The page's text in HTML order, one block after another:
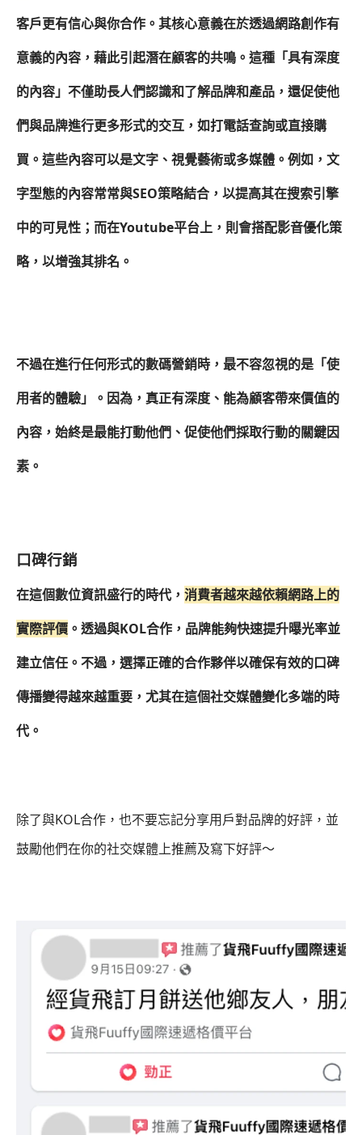
客戶更有信心與你合作。其核心意義在於透過網路創作有
意義的內容，藉此引起潛在顧客的共鳴。這種「具有深度
的內容」不僅助長人們認識和了解品牌和產品，還促使他
們與品牌進行更多形式的交互，如打電話查詢或直接購
買。這些內容可以是文字、視覺藝術或多媒體。例如，文
字型態的內容常常與SEO策略結合，以提高其在搜索引擎
中的可見性；而在Youtube平台上，則會搭配影音優化策
略，以增強其排名。
不過在進行任何形式的數碼營銷時，最不容忽視的是「使
用者的體驗」。因為，真正有深度、能為顧客帶來價值的
內容，始終是最能打動他們、促使他們採取行動的關鍵因
素。
口碑行銷
在這個數位資訊盛行的時代， 消費者越來越依賴網路上的
實際評價 。透過與KOL合作，品牌能夠快速提升曝光率並
建立信任。不過，選擇正確的合作夥伴以確保有效的口碑
傳播變得越來越重要，尤其在這個社交媒體變化多端的時
代。
除了與KOL合作，也不要忘記分享用戶對品牌的好評，並
鼓勵他們在你的社交媒體上推薦及寫下好評～